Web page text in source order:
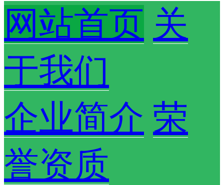
网站首页 关
于我们
企业简介 荣
誉资质